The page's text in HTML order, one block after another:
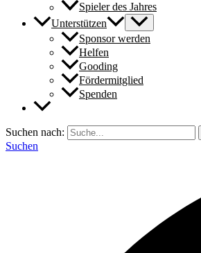
Spieler des Jahres
Unterstützen
Sponsor werden
Helfen
Gooding
Fördermitglied
Spenden
Suchen nach:
Suchen